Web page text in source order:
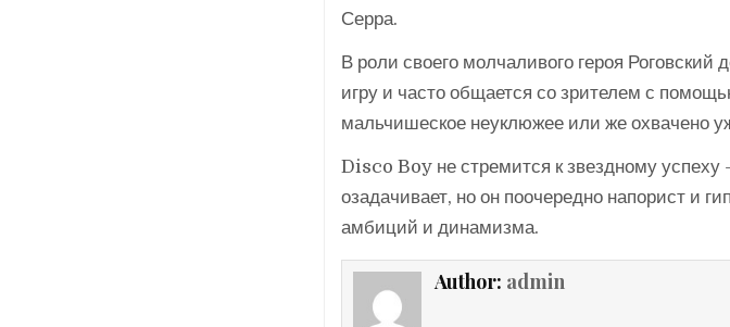
Серра.
В роли своего молчаливого героя
игру и часто общается со зрителем с
мальчишеское неуклюжее или же охвачено
Disco Boy не стремится к звездному успеху
озадачивает, но он поочередно напорист и
амбиций и динамизма.
Author: admin